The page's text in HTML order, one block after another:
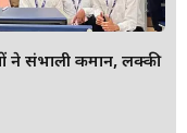
ने संभाली कमान, लक्की